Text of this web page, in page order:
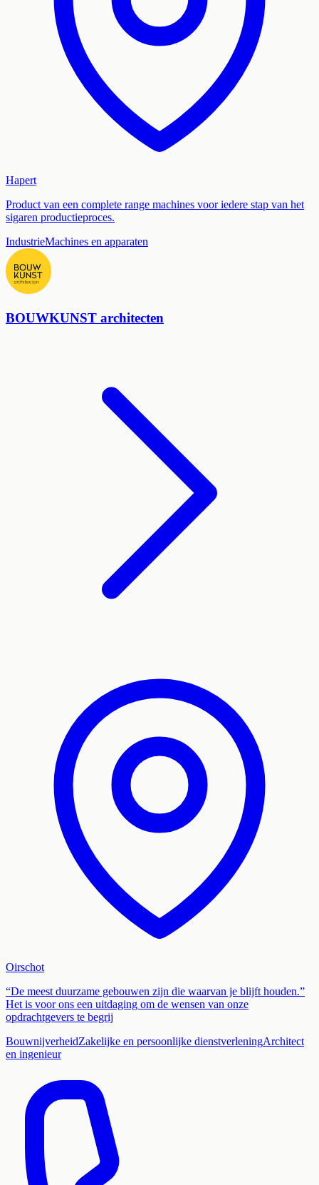
Hapert
Product van een complete range machines voor iedere stap van het
sigaren productieproces.
IndustrieMachines en apparaten
BOUWKUNST architecten
Oirschot
“De meest duurzame gebouwen zijn die waarvan je blijft houden.”
Het is voor ons een uitdaging om de wensen van onze
opdrachtgevers te begrij
BouwnijverheidZakelijke en persoonlijke dienstverleningArchitect
en ingenieur